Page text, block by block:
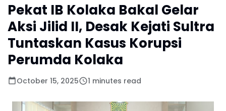
Pekat IB Kolaka Bakal Gelar
Aksi Jilid II, Desak Kejati Sultra
Tuntaskan Kasus Korupsi
Perumda Kolaka
October 15, 2025 1 minutes read